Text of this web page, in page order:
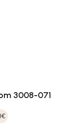
3008-071